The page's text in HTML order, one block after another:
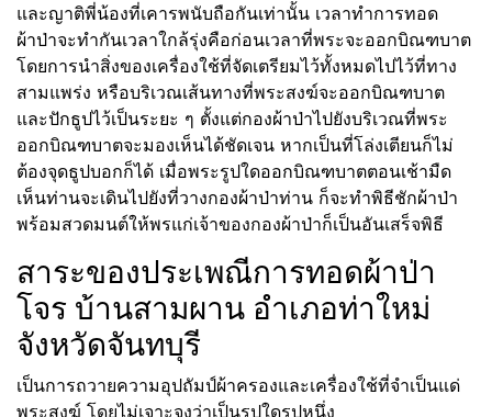
และญาติพี่น้องที่เคารพนับถือกันเท่านั้น เวลาทำการทอด
ผ้าป่าจะทำกันเวลาใกล้รุ่งคือก่อนเวลาที่พระจะออกบิณฑบาต
โดยการนำสิ่งของเครื่องใช้ที่จัดเตรียมไว้ทั้งหมดไปไว้ที่ทาง
สามแพร่ง หรือบริเวณเส้นทางที่พระสงฆ์จะออกบิณฑบาต
และปักธูปไว้เป็นระยะ ๆ ตั้งแต่กองผ้าป่าไปยังบริเวณที่พระ
ออกบิณฑบาตจะมองเห็นได้ชัดเจน หากเป็นที่โล่งเตียนก็ไม่
ต้องจุดธูปบอกก็ได้ เมื่อพระรูปใดออกบิณฑบาตตอนเช้ามืด
เห็นท่านจะเดินไปยังที่วางกองผ้าป่าท่าน ก็จะทำพิธีชักผ้าป่า
พร้อมสวดมนต์ให้พรแก่เจ้าของกองผ้าป่าก็เป็นอันเสร็จพิธี
สาระของประเพณีการทอดผ้าป่า
โจร บ้านสามผาน อำเภอท่าใหม่
จังหวัดจันทบุรี
เป็นการถวายความอุปถัมป์ผ้าครองและเครื่องใช้ที่จำเป็นแด่
พระสงฆ์ โดยไม่เจาะจงว่าเป็นรูปใดรูปหนึ่ง